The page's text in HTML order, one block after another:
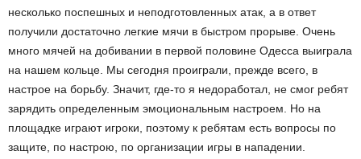
несколько поспешных и неподготовленных атак, а в ответ
получили достаточно легкие мячи в быстром прорыве. Очень
много мячей на добивании в первой половине Одесса выиграла
на нашем кольце. Мы сегодня проиграли, прежде всего, в
настрое на борьбу. Значит, где-то я недоработал, не смог ребят
зарядить определенным эмоциональным настроем. Но на
площадке играют игроки, поэтому к ребятам есть вопросы по
защите, по настрою, по организации игры в нападении.